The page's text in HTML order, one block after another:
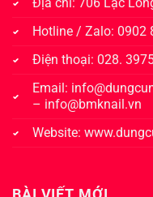
Hotline / Zalo: 0902
Điện thoại: 028.
Email:
– info@bmknail.vn
Website: